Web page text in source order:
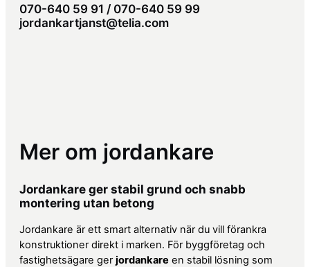
070-640 59 91 / 070-640 59 99
jordankartjanst@telia.com
Mer om jordankare
Jordankare ger stabil grund och snabb
montering utan betong
Jordankare är ett smart alternativ när du vill förankra
konstruktioner direkt i marken. För byggföretag och
fastighetsägare ger jordankare en stabil lösning som